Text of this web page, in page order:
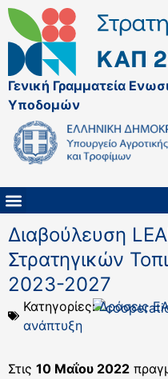
Γενική Γραμματεία
Υποδομών
Διαβούλευση
Στρατηγικών
2023-2027
Κατηγορίες:Δράσεις
ανάπτυξη
Στις 10 Μαΐου 2022